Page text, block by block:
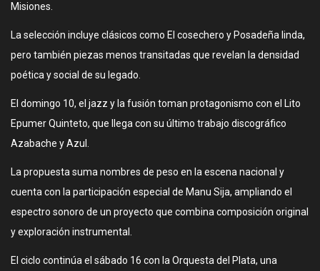
Misiones.
La selección incluye clásicos como El cosechero y Posadeña linda,
pero también piezas menos transitadas que revelan la densidad
poética y social de su legado.
El domingo 10, el jazz y la fusión toman protagonismo con el Lito
Epumer Quinteto, que llega con su último trabajo discográfico
Azabache y Azul.
La propuesta suma nombres de peso en la escena nacional y
cuenta con la participación especial de Manu Sija, ampliando el
espectro sonoro de un proyecto que combina composición original
y exploración instrumental.
El ciclo continúa el sábado 16 con la Orquesta del Plata, una